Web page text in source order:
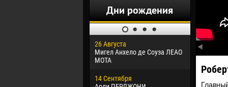
Дни рождения
26 Августа
Мигел Анхело де Соуза ЛЕАО
МОТА
14 Сентября
30 Января
Дорасо
24